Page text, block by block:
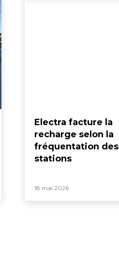
Electra facture la
recharge selon la
fréquentation des
stations
18 mai 2026